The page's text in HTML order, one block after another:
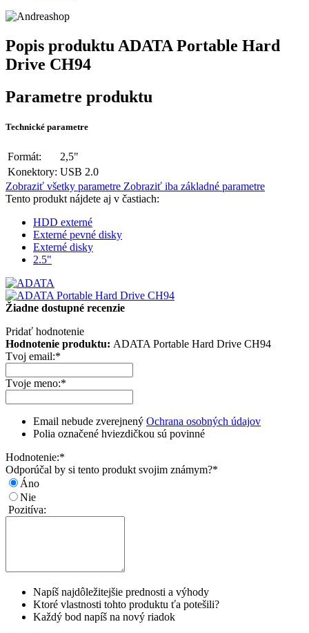
Popis produktuADATA Portable Hard
Drive CH94
Parametre produktu
Technické parametre
Formát:
2,5"
Konektory: USB 2.0
Zobraziť všetky parametre Zobraziť iba základné parametre
Tento produkt nájdete aj v častiach:
HDD externé
Externé pevné disky
Externé disky
2.5"
Žiadne dostupné recenzie
Pridať hodnotenie
Hodnotenie produktu: ADATA Portable Hard Drive CH94
Tvoj email:*
Tvoje meno:*
Email nebude zverejnený Ochrana osobných údajov
Polia označené hviezdičkou sú povinné
Hodnotenie:*
Odporúčal by si tento produkt svojim známym?*
Áno
Nie
Pozitíva:
Napíš najdôležitejšie prednosti a výhody
Ktoré vlastnosti tohto produktu ťa potešili?
Každý bod napíš na nový riadok